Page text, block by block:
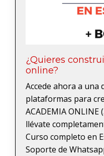
¿Quieres
online?
Accede ahora a una
plataformas para
ACADEMIA ONLINE
llévate
Curso completo en
Soporte de